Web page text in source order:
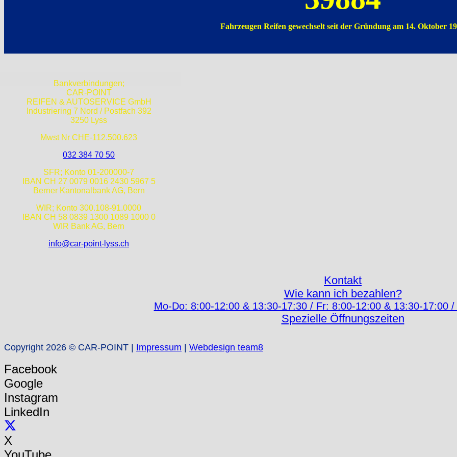
Fahrzeugen Reifen gewechselt seit der Gründung am 14. Oktober
Bankverbindungen;
CAR-POINT
REIFEN & AUTOSERVICE GmbH
Industriering 7 Nord / Postfach 392
3250 Lyss
Mwst Nr CHE-112.500.623
032 384 70 50
SFR; Konto 01-200000-7
IBAN CH 27 0079 0016 2430 5967 5
Berner Kantonalbank AG, Bern
WIR; Konto 300.108-91.0000
IBAN CH 58 0839 1300 1089 1000 0
WIR Bank AG, Bern
info@car-point-lyss.ch
Kontakt
Wie kann ich bezahlen?
Mo-Do: 8:00-12:00 & 13:30-17:30 / Fr: 8:00-12:00 & 13:30-17:00
Spezielle Öffnungszeiten
Copyright 2026 © CAR-POINT | Impressum | Webdesign team8
Facebook
Google
Instagram
LinkedIn
X